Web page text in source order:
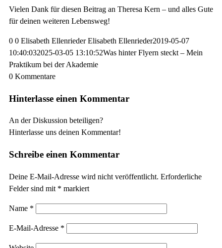
Vielen Dank für diesen Beitrag an Theresa Kern – und alles Gute
für deinen weiteren Lebensweg!
0 0 Elisabeth Ellenrieder Elisabeth Ellenrieder2019-05-07
10:40:032025-03-05 13:10:52Was hinter Flyern steckt – Mein
Praktikum bei der Akademie
0 Kommentare
Hinterlasse einen Kommentar
An der Diskussion beteiligen?
Hinterlasse uns deinen Kommentar!
Schreibe einen Kommentar
Deine E-Mail-Adresse wird nicht veröffentlicht. Erforderliche
Felder sind mit * markiert
Name *
E-Mail-Adresse *